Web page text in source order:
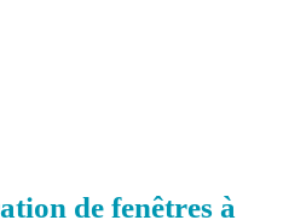
de fenêtres à